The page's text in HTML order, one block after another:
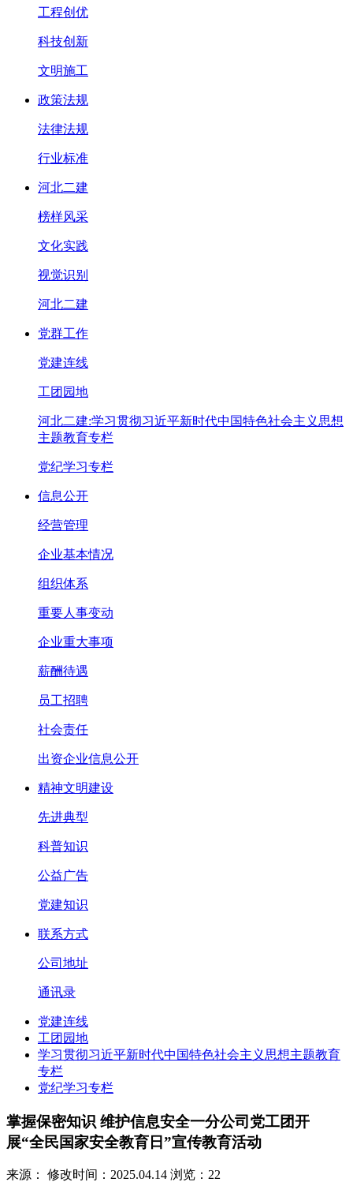
工程创优
科技创新
文明施工
政策法规
法律法规
行业标准
河北二建
榜样风采
文化实践
视觉识别
河北二建
党群工作
党建连线
工团园地
河北二建:学习贯彻习近平新时代中国特色社会主义思想
主题教育专栏
党纪学习专栏
信息公开
经营管理
企业基本情况
组织体系
重要人事变动
企业重大事项
薪酬待遇
员工招聘
社会责任
出资企业信息公开
精神文明建设
先进典型
科普知识
公益广告
党建知识
联系方式
公司地址
通讯录
党建连线
工团园地
学习贯彻习近平新时代中国特色社会主义思想主题教育
专栏
党纪学习专栏
掌握保密知识 维护信息安全一分公司党工团开
展“全民国家安全教育日”宣传教育活动
来源： 修改时间：2025.04.14 浏览：22